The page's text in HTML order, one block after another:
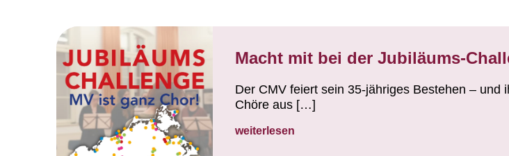
Macht mit bei der Jubiläums-
Der CMV feiert sein 35-jähriges Bestehen –
Chöre aus […]
weiterlesen